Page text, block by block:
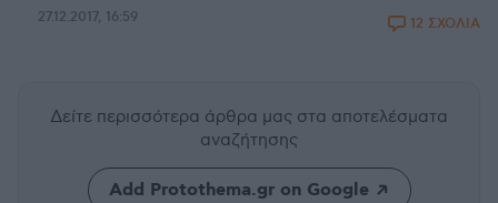
27.12.2017, 16:59 12 ΣΧΟΛΙΑ
Δείτε περισσότερα άρθρα μας στα αποτελέσματα
αναζήτησης
Add Protothema.gr on Google